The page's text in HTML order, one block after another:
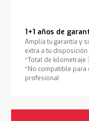
1+1 años de
Amplía tu garantía y
extra a tu disposición.
*Total de kilometraje
*No compatible para
profesional